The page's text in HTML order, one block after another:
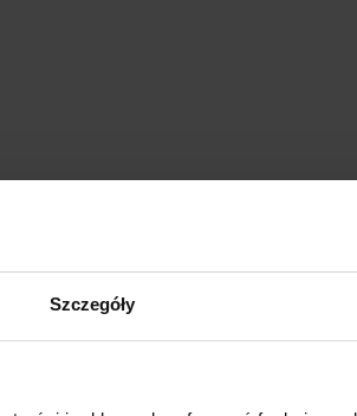
Szczegóły
produktów